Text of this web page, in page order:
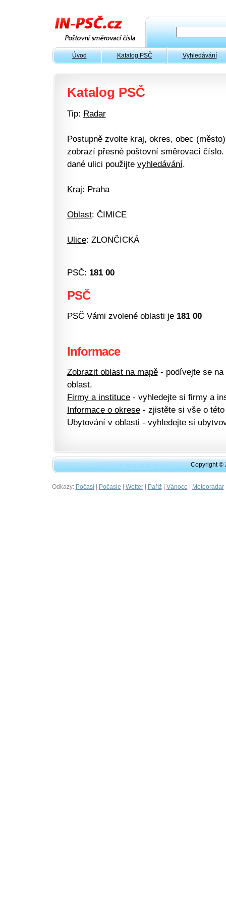
Úvod Katalog PSČ Vyhledávání
Katalog PSČ
Tip: Radar
Postupně zvolte kraj, okres, obec
zobrazí přesné poštovní směrovací
dané ulici použijte vyhledávání.
Kraj: Praha
Oblast: ČIMICE
Ulice: ZLONČICKÁ
PSČ: 181 00
PSČ
PSČ Vámi zvolené oblasti je 181 00
Informace
Zobrazit oblast na mapě- podívejte se na
oblast.
Firmy a instituce- vyhledejte si firmy a
Informace o okrese- zjistěte si vše o této
Ubytování v oblasti - vyhledejte si
Copyright ©
Odkazy: Počasí| Počasie | Wetter| Paříž| Vánoce | Meteoradar